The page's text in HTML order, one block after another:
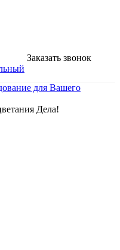
Заказать звонок
Дела!